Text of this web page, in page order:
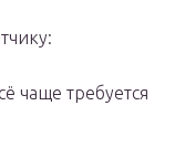
чаще требуется